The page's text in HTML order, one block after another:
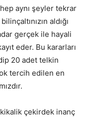
aynı şeyler tekrar
aldığı
gerçek ile hayali
eder. Bu kararları
20 adet telkin
tercih edilen en
çekirdek inanç